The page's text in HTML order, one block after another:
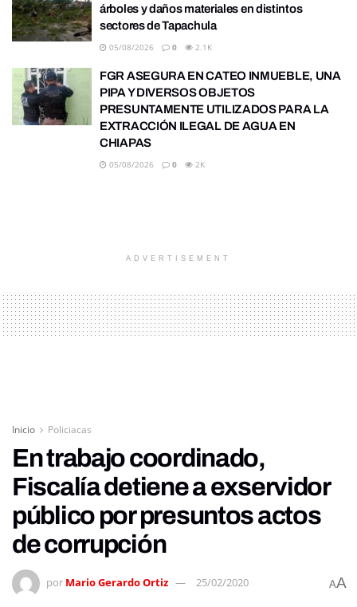
árboles y daños materiales en distintos
sectores de Tapachula
05/08/2026 0 2.1K
FGR ASEGURA EN CATEO INMUEBLE, UNA
PIPA Y DIVERSOS OBJETOS
PRESUNTAMENTE UTILIZADOS PARA LA
EXTRACCIÓN ILEGAL DE AGUA EN
CHIAPAS
05/08/2026 0 2K
ADVERTISEMENT
Inicio Policiacas
En trabajo coordinado,
Fiscalía detiene a exservidor
público por presuntos actos
de corrupción
por Mario Gerardo Ortiz 25/02/2020 AA